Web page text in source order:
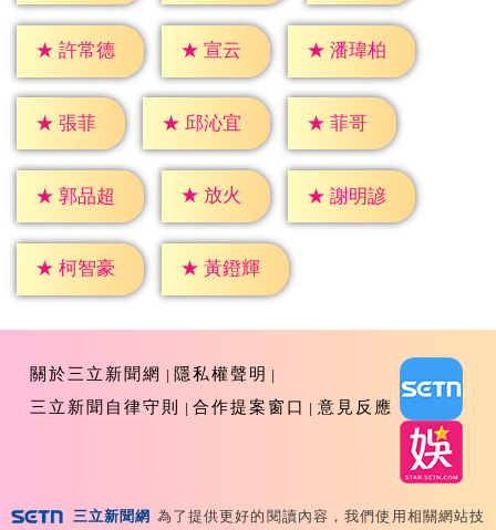
★ 許常德 ★ 宣云 ★ 潘瑋柏
★ 張菲 ★ 邱沁宜 ★ 菲哥
★ 郭品超 ★ 放火 ★ 謝明諺
★ 柯智豪 ★ 黃鐙輝
關於三立新聞網
隱私權聲明
三立新聞自律守則
合作提案窗口 意見反應
三立新聞網 為了提供更好的閱讀內容，我們使用相關網站技